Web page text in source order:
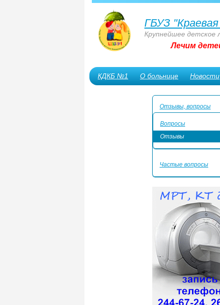
ГБУЗ
Крупнейшее детское
Лечим
КДКБ №1 О больнице Новости
Отзывы, вопросы
Вопросы
Отзывы
Частые вопросы